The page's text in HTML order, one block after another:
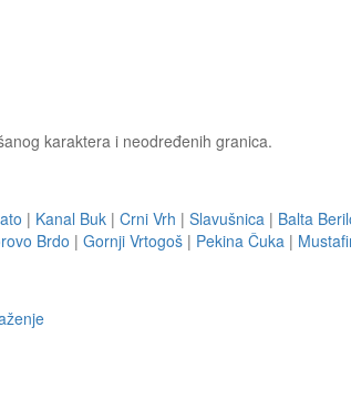
karaktera i neodređenih granica.
| Kanal Buk | Crni Vrh | Slavušnica | Balta
Brdo | Gornji Vrtogoš | Pekina Čuka |